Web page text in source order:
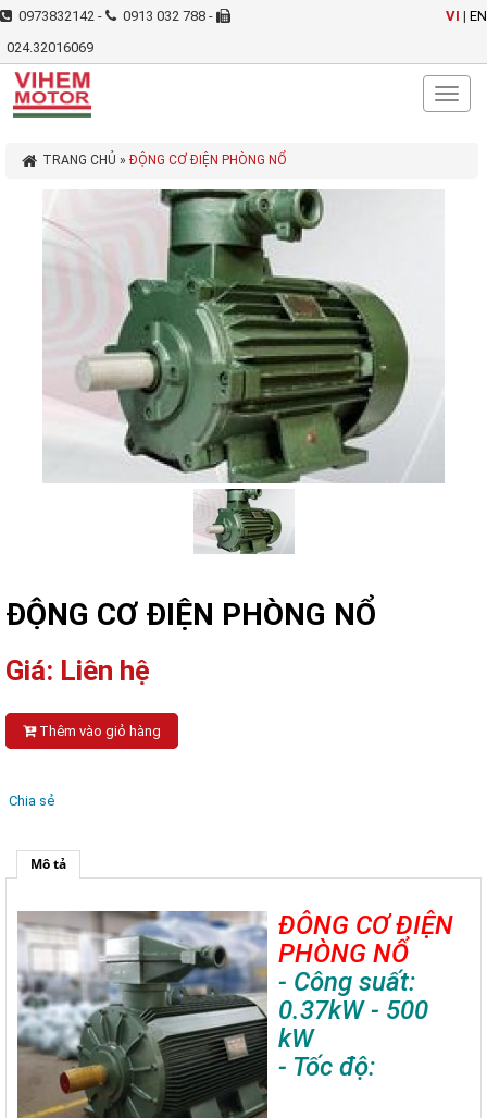
0973832142 -
0913 032 788 -
024.32016069
VI | EN
TRANG CHỦ » ĐỘNG CƠ ĐIỆN PHÒNG NỔ
ĐỘNG CƠ ĐIỆN PHÒNG NỔ
Giá: Liên hệ
Thêm vào giỏ hàng
Chia sẻ
Mô tả
ĐÔNG CƠ ĐIỆN
PHÒNG NỔ
- Công suất:
0.37kW - 500
kW
- Tốc độ: